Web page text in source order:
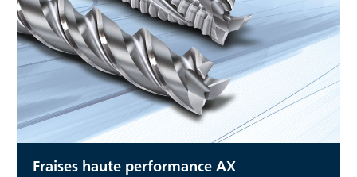
Fraises haute performance AX